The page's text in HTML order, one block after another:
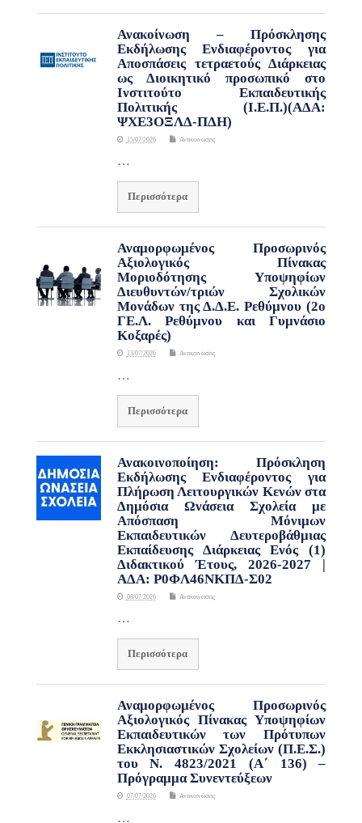
Ανακοίνωση – Πρόσκλησης
Εκδήλωσης Ενδιαφέροντος για
Αποσπάσεις τετραετούς Διάρκειας
ως Διοικητικό προσωπικό στο
Ινστιτούτο Εκπαιδευτικής
Πολιτικής (Ι.Ε.Π.)(ΑΔΑ:
ΨΧΕ3ΟΞΛΔ-ΠΔΗ)
15/07/2026 Ανακοινώσεις
…
Περισσότερα
Αναμορφωμένος Προσωρινός
Αξιολογικός Πίνακας
Μοριοδότησης Υποψηφίων
Διευθυντών/τριών Σχολικών
Μονάδων της Δ.Δ.Ε. Ρεθύμνου (2ο
ΓΕ.Λ. Ρεθύμνου και Γυμνάσιο
Κοξαρές)
13/07/2026 Ανακοινώσεις
…
Περισσότερα
Ανακοινοποίηση: Πρόσκληση
Εκδήλωσης Ενδιαφέροντος για
Πλήρωση Λειτουργικών Κενών στα
Δημόσια Ωνάσεια Σχολεία με
Απόσπαση Μόνιμων
Εκπαιδευτικών Δευτεροβάθμιας
Εκπαίδευσης Διάρκειας Ενός (1)
Διδακτικού Έτους, 2026-2027 |
ΑΔΑ: Ρ0ΦΛ46ΝΚΠΔ-Σ02
08/07/2026 Ανακοινώσεις
…
Περισσότερα
Αναμορφωμένος Προσωρινός
Αξιολογικός Πίνακας Υποψηφίων
Εκπαιδευτικών των Πρότυπων
Εκκλησιαστικών Σχολείων (Π.Ε.Σ.)
του Ν. 4823/2021 (Α΄ 136) –
Πρόγραμμα Συνεντεύξεων
07/07/2026 Ανακοινώσεις
…